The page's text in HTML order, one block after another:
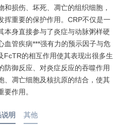
和损伤、坏死、凋亡的组织细胞，
挥重要的保护作用。CRP不仅是一
本身直接参与了炎症与动脉粥样硬
血管疾病***强有力的预示因子与危
FcTR的相互作用使其表现出很多生
防御反应、对炎症反应的吞噬作用
、凋亡细胞及核抗原的结合，使其
作用。
明 其他